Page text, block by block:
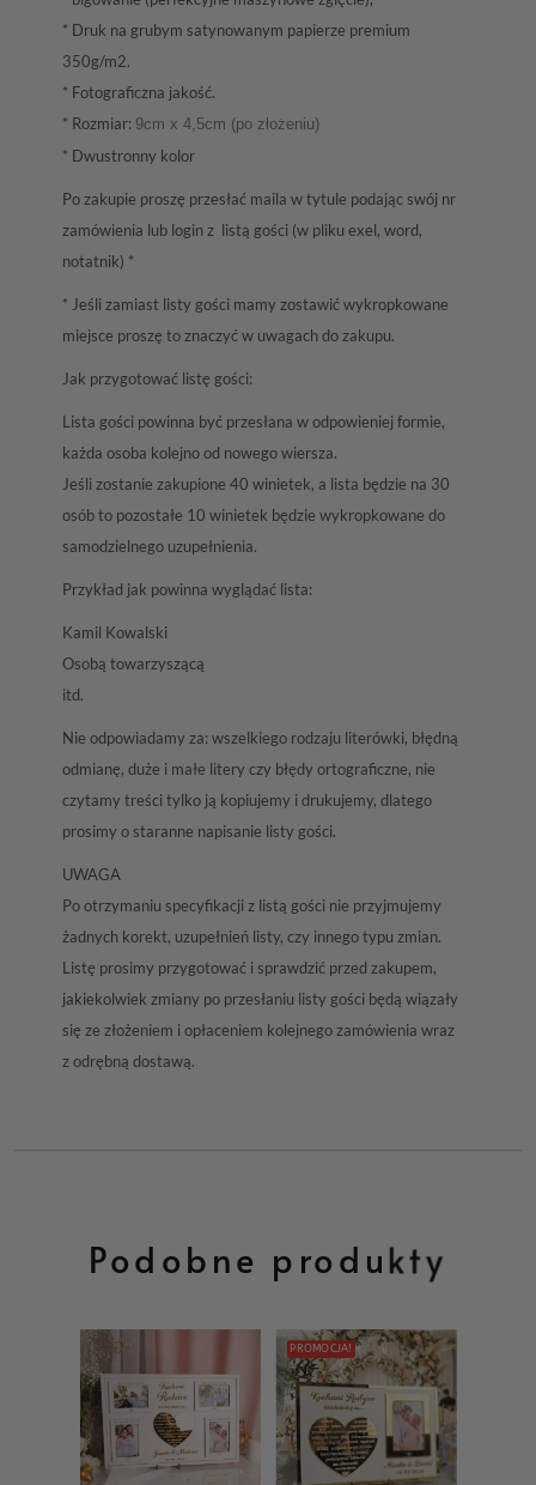
* Druk na grubym satynowanym papierze premium
350g/m2.
* Fotograficzna jakość.
* Rozmiar: 9cm x 4,5cm (po złożeniu)
* Dwustronny kolor
Po zakupie proszę przesłać maila w tytule podając swój nr
zamówienia lub login z listą gości (w pliku exel, word,
notatnik) *
* Jeśli zamiast listy gości mamy zostawić wykropkowane
miejsce proszę to znaczyć w uwagach do zakupu.
Jak przygotować listę gości:
Lista gości powinna być przesłana w odpowieniej formie,
każda osoba kolejno od nowego wiersza.
Jeśli zostanie zakupione 40 winietek, a lista będzie na 30
osób to pozostałe 10 winietek będzie wykropkowane do
samodzielnego uzupełnienia.
Przykład jak powinna wyglądać lista:
Kamil Kowalski
Osobą towarzyszącą
itd.
Nie odpowiadamy za: wszelkiego rodzaju literówki, błędną
odmianę, duże i małe litery czy błędy ortograficzne, nie
czytamy treści tylko ją kopiujemy i drukujemy, dlatego
prosimy o staranne napisanie listy gości.
UWAGA
Po otrzymaniu specyfikacji z listą gości nie przyjmujemy
żadnych korekt, uzupełnień listy, czy innego typu zmian.
Listę prosimy przygotować i sprawdzić przed zakupem,
jakiekolwiek zmiany po przesłaniu listy gości będą wiązały
się ze złożeniem i opłaceniem kolejnego zamówienia wraz
z odrębną dostawą.
Podobne produkty
PROMOCJA!